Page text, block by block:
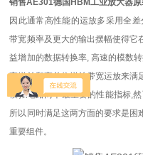
销售AE301德国HBM工业放大器原
因此通常高性能的运放多采用全
带宽频率及更大的输出摆幅使得它
益增加的数据转换率, 高速的模数
高增益和高单位增益带宽运放来满
模拟电路两个最重要的性能指标,
所以同时满足这两方面的要求是困
重要组件。